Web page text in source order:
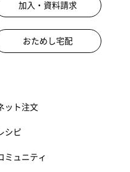
加入・資料請求
おためし宅配
ット注文
シピ
ミュニティ